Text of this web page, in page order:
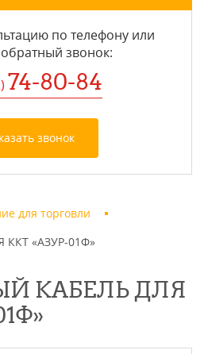
по телефону или
звонок:
) 74-80-84
звонок
для торговли
«АЗУР-01Ф»
КАБЕЛЬ ДЛЯ